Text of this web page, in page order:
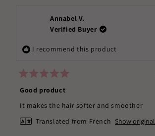
Annabel V.
Verified Buyer
I recommend this product
5
out
of
5
stars
Good product
It makes the hair softer and smoother
Translated from French Show original